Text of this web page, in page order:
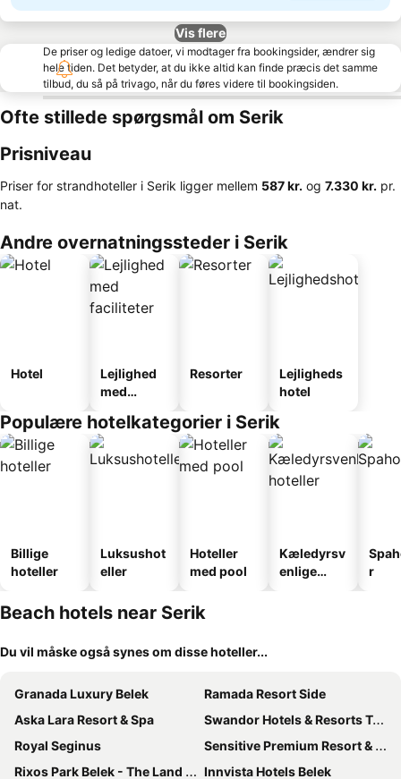
Vis flere
De priser og ledige datoer, vi modtager fra bookingsider, ændrer sig
hele tiden. Det betyder, at du ikke altid kan finde præcis det samme
tilbud, du så på trivago, når du føres videre til bookingsiden.
Ofte stillede spørgsmål om Serik
Prisniveau
Priser for strandhoteller i Serik ligger mellem ‎587 kr. og ‎7.330 kr. pr.
nat.
Andre overnatningssteder i Serik
Hotel
Lejlighed
med
Resorter
Lejligheds
hotel
Populære hotelkategorier i Serik
Billige
hoteller
Luksushot
eller
Hoteller
med pool
Kæledyrsv
enlige
r
Beach hotels near Serik
Du vil måske også synes om disse hoteller...
Granada Luxury Belek
Ramada Resort Side
Aska Lara Resort & Spa
Swandor Hotels & Resorts Topkapi Palace
Royal Seginus
Sensitive Premium Resort & Spa
Rixos Park Belek - The Land Of Legends Access
Innvista Hotels Belek